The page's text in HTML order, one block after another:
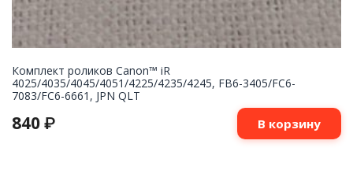
Комплект роликов Canon™ iR
4025/4035/4045/4051/4225/4235/4245, FB6-3405/FC6-
7083/FC6-6661, JPN QLT
840 ₽ В корзину